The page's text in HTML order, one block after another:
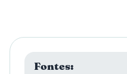
Fontes: